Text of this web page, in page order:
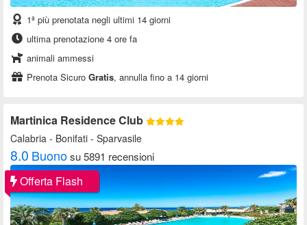
1ª più prenotata negli ultimi 14 giorni
ultima prenotazione 4 ore fa
animali ammessi
Prenota Sicuro Gratis, annulla fino a 14 giorni
Martinica Residence Club
Calabria - Bonifati - Sparvasile
8.0 Buonosu 5891 recensioni
Offerta Flash